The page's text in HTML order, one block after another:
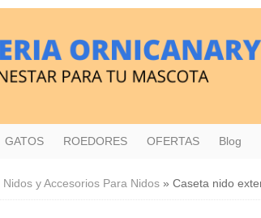
GATOS ROEDORES OFERTAS Blog
Nidos y Accesorios Para Nidos» Caseta nido